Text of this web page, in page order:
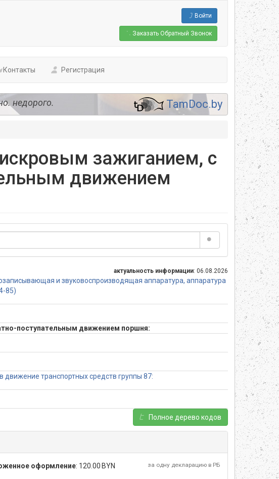
Войти
Заказать Обратный Звонок
Контакты Регистрация
TamDoc.by
недорого.
искровым зажиганием, с
движением
актуальность информации: 06.08.2026
и звуковоспроизводящая аппаратура, аппаратура
85)
поступательным движением поршня:
транспортных средств группы 87:
Полное дерево кодов
оформление: 120.00 BYN
за одну декларацию в РБ